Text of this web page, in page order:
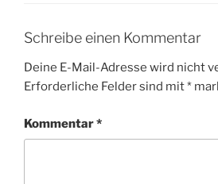
Schreibe einen Kommentar
Deine E-Mail-Adresse wird nicht
Erforderliche Felder sind mit*
Kommentar*